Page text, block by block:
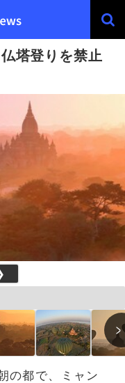
塔登りを禁止
の都で、ミャン